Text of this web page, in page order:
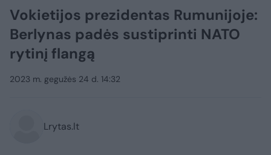
Vokietijos prezidentas Rumunijoje:
Berlynas padės sustiprinti NATO
rytinį flangą
2023 m. gegužės 24 d. 14:32
Lrytas.lt